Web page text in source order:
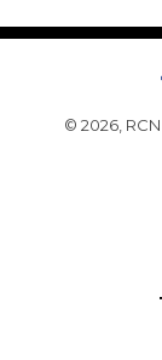
© 2026,